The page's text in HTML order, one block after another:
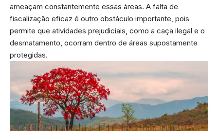
ameaçam constantemente essas áreas. A falta de
fiscalização eficaz é outro obstáculo importante, pois
permite que atividades prejudiciais, como a caça ilegal e o
desmatamento, ocorram dentro de áreas supostamente
protegidas.